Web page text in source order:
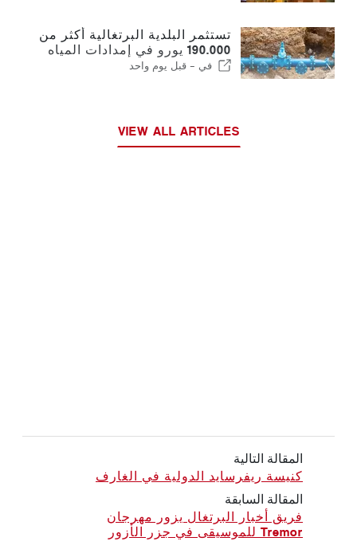
تستثمر البلدية البرتغالية أكثر من
190.000 يورو في إمدادات المياه
في - قبل يوم واحد
VIEW ALL ARTICLES
المقالة التالية
كنيسة ريفرسايد الدولية في الغارف
المقالة السابقة
فريق أخبار البرتغال يزور مهرجان
Tremor للموسيقى في جزر الأزور